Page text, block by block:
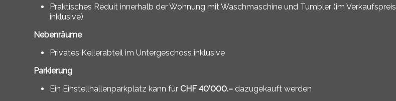
Praktisches Réduit innerhalb der Wohnung mit Waschmaschine und Tumbler (im Verkaufspreis
inklusive)
Nebenräume
Privates Kellerabteil im Untergeschoss inklusive
Parkierung
Ein Einstellhallenparkplatz kann für CHF 40’000.– dazugekauft werden